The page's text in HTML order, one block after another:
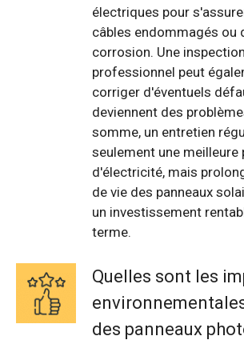
électriques pour
câbles endommagés ou
corrosion. Une
professionnel peut
corriger d'éventuels
deviennent des
somme, un entretien
seulement une meilleure
d'électricité, mais
de vie des panneaux
un investissement
terme.
Quelles sont les
des panneaux